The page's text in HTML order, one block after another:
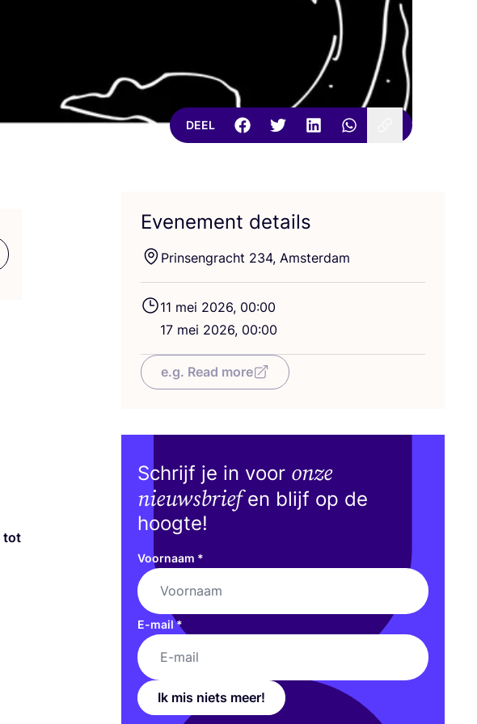
DEEL
tot
Evenement details
Prin­sen­gracht 234, Amsterdam
11 mei 2026, 00:00
17 mei 2026, 00:00
e.g. Read more
Schrijf je in voor onze
nieuwsbriefen blijf op de
hoogte!
Voornaam *
E-mail*
Ik mis niets meer!